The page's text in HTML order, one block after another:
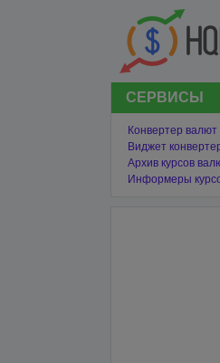
СЕРВИСЫ
Конвертер валют
Виджет
Архив курсов
Информеры